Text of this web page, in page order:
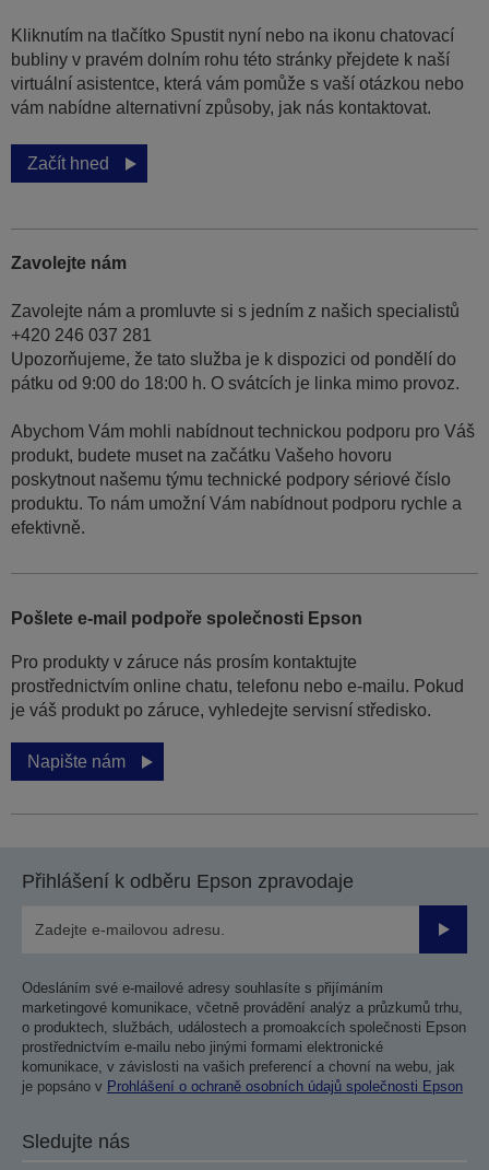
Kliknutím na tlačítko Spustit nyní nebo na ikonu chatovací
bubliny v pravém dolním rohu této stránky přejdete k naší
virtuální asistentce, která vám pomůže s vaší otázkou nebo
vám nabídne alternativní způsoby, jak nás kontaktovat.
Začít hned
Zavolejte nám
Zavolejte nám a promluvte si s jedním z našich specialistů
+420 246 037 281
Upozorňujeme, že tato služba je k dispozici od pondělí do
pátku od 9:00 do 18:00 h. O svátcích je linka mimo provoz.
Abychom Vám mohli nabídnout technickou podporu pro Váš
produkt, budete muset na začátku Vašeho hovoru
poskytnout našemu týmu technické podpory sériové číslo
produktu. To nám umožní Vám nabídnout podporu rychle a
efektivně.
Pošlete e-mail podpoře společnosti Epson
Pro produkty v záruce nás prosím kontaktujte
prostřednictvím online chatu, telefonu nebo e-mailu. Pokud
je váš produkt po záruce, vyhledejte servisní středisko.
Napište nám
Přihlášení k odběru Epson zpravodaje
Odesláním své e-mailové adresy souhlasíte s přijímáním
marketingové komunikace, včetně provádění analýz a průzkumů trhu,
o produktech, službách, událostech a promoakcích společnosti Epson
prostřednictvím e-mailu nebo jinými formami elektronické
komunikace, v závislosti na vašich preferencí a chovní na webu, jak
je popsáno v Prohlášení o ochraně osobních údajů společnosti Epson
Sledujte nás